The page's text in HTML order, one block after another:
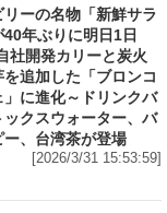
リーの名物「新鮮サラ
年ぶりに明日1日
社開発カリーと炭火
追加した「ブロンコ
」に進化～ドリンクバ
ックスウォーター、バ
ー、台湾茶が登場
[2026/3/31 15:53:59]